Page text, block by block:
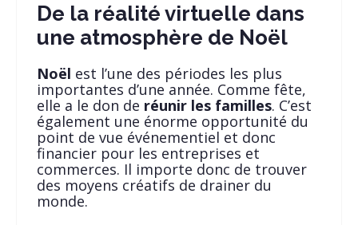
De la réalité virtuelle dans
une atmosphère de Noël
Noël est l’une des périodes les plus
importantes d’une année. Comme fête,
elle a le don de réunir les familles. C’est
également une énorme opportunité du
point de vue événementiel et donc
financier pour les entreprises et
commerces. Il importe donc de trouver
des moyens créatifs de drainer du
monde.